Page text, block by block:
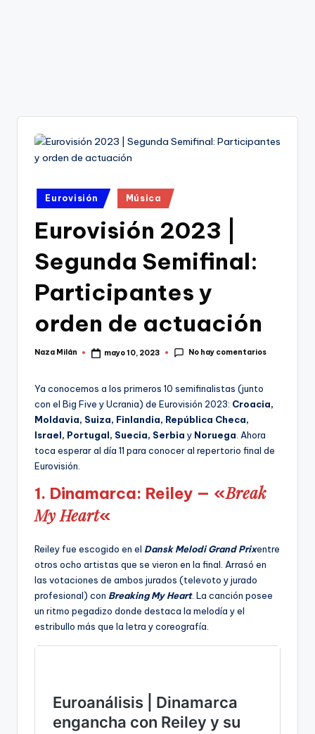
Publicado
en
Eurovisión Música
Eurovisión 2023 |
Segunda Semifinal:
Participantes y
orden de actuación
Publicado
Naza Milán mayo 10, 2023 No hay comentarios
Ya conocemos a los primeros 10 semifinalistas (junto
con el Big Five y Ucrania) de Eurovisión 2023: Croacia,
Moldavia, Suiza, Finlandia, República Checa,
Israel, Portugal, Suecia, Serbia y Noruega . Ahora
toca esperar al día 11 para conocer al repertorio final de
Eurovisión.
1. Dinamarca: Reiley — «Break
My Heart«
Reiley fue escogido en el Dansk Melodi Grand Prixentre
otros ocho artistas que se vieron en la final. Arrasó en
las votaciones de ambos jurados (televoto y jurado
profesional) con Breaking My Heart. La canción posee
un ritmo pegadizo donde destaca la melodía y el
estribullo más que la letra y coreografía.